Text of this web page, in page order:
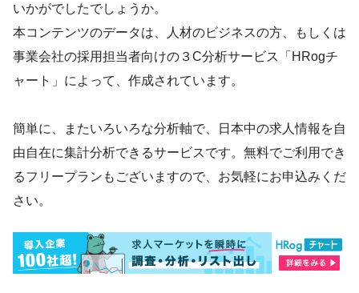
いかがでしたでしょうか。
本コンテンツのデータは、人材のビジネスの方、もしくは
事業会社の採用担当者向けの３C分析サービス「HRogチ
ャート」によって、作成されています。
簡単に、またいろいろな分析軸で、日本中の求人情報を自
由自在に集計分析できるサービスです。無料でご利用でき
るフリープランもございますので、お気軽にお申込みくだ
さい。